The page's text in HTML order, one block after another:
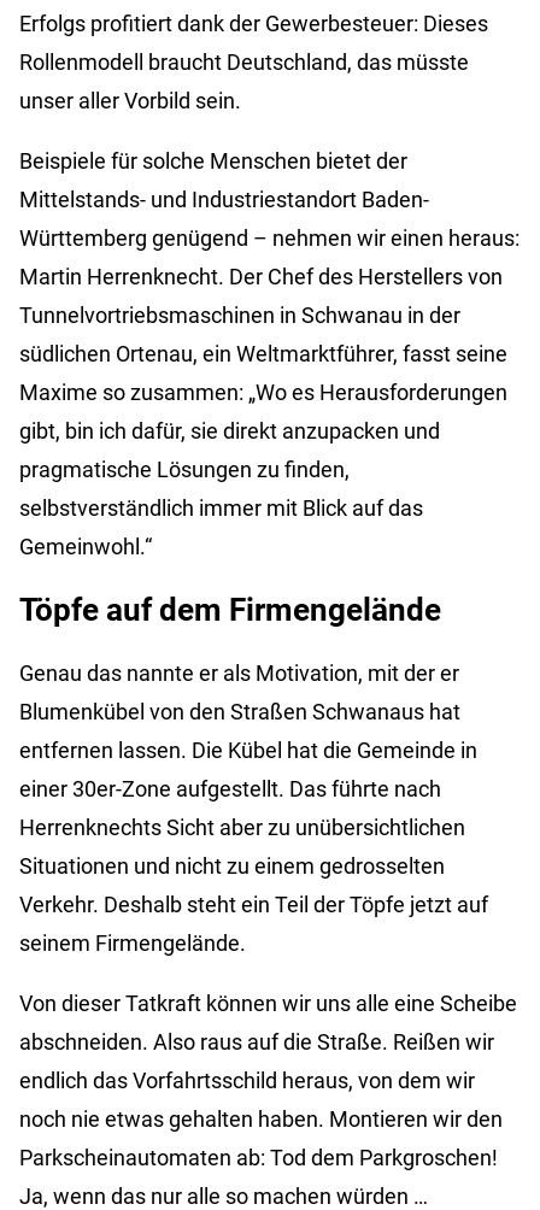
Erfolgs profitiert dank der Gewerbesteuer: Dieses
Rollenmodell braucht Deutschland, das müsste
unser aller Vorbild sein.
Beispiele für solche Menschen bietet der
Mittelstands- und Industriestandort Baden-
Württemberg genügend – nehmen wir einen heraus:
Martin Herrenknecht. Der Chef des Herstellers von
Tunnelvortriebsmaschinen in Schwanau in der
südlichen Ortenau, ein Weltmarktführer, fasst seine
Maxime so zusammen: „Wo es Herausforderungen
gibt, bin ich dafür, sie direkt anzupacken und
pragmatische Lösungen zu finden,
selbstverständlich immer mit Blick auf das
Gemeinwohl.“
Töpfe auf dem Firmengelände
Genau das nannte er als Motivation, mit der er
Blumenkübel von den Straßen Schwanaus hat
entfernen lassen. Die Kübel hat die Gemeinde in
einer 30er-Zone aufgestellt. Das führte nach
Herrenknechts Sicht aber zu unübersichtlichen
Situationen und nicht zu einem gedrosselten
Verkehr. Deshalb steht ein Teil der Töpfe jetzt auf
seinem Firmengelände.
Von dieser Tatkraft können wir uns alle eine Scheibe
abschneiden. Also raus auf die Straße. Reißen wir
endlich das Vorfahrtsschild heraus, von dem wir
noch nie etwas gehalten haben. Montieren wir den
Parkscheinautomaten ab: Tod dem Parkgroschen!
Ja, wenn das nur alle so machen würden …